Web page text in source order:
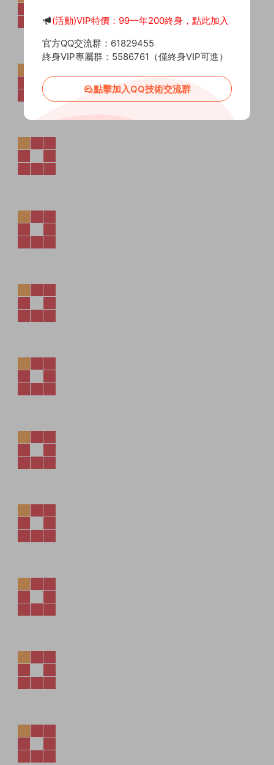
(活動)VIP特價：99一年200終身，點此加入
官方QQ交流群：61829455
終身VIP專屬群：5586761（僅終身VIP可進）
點擊加入QQ技術交流群